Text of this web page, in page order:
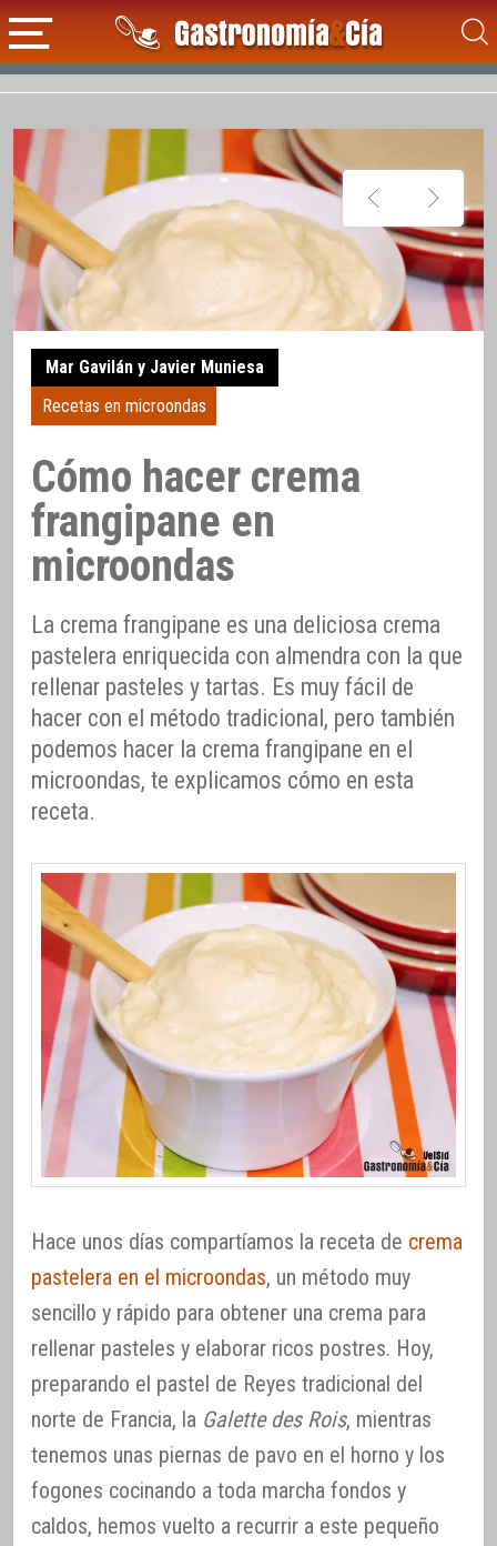
Mar Gavilán y Javier Muniesa
Recetas en microondas
Cómo hacer crema
frangipane en
microondas
La crema frangipane es una deliciosa crema
pastelera enriquecida con almendra con la que
rellenar pasteles y tartas. Es muy fácil de
hacer con el método tradicional, pero también
podemos hacer la crema frangipane en el
microondas, te explicamos cómo en esta
receta.
Hace unos días compartíamos la receta de crema
pastelera en el microondas, un método muy
sencillo y rápido para obtener una crema para
rellenar pasteles y elaborar ricos postres. Hoy,
preparando el pastel de Reyes tradicional del
norte de Francia, la Galette des Rois, mientras
tenemos unas piernas de pavo en el horno y los
fogones cocinando a toda marcha fondos y
caldos, hemos vuelto a recurrir a este pequeño